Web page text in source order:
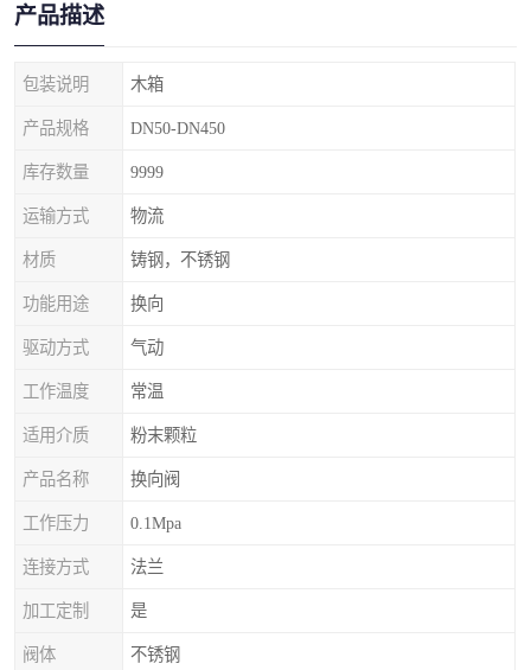
产品描述
包装说明 木箱
产品规格 DN50-DN450
库存数量 9999
运输方式 物流
材质 铸钢，不锈钢
功能用途 换向
驱动方式 气动
工作温度 常温
适用介质 粉末颗粒
产品名称 换向阀
工作压力 0.1Mpa
连接方式 法兰
加工定制 是
阀体 不锈钢